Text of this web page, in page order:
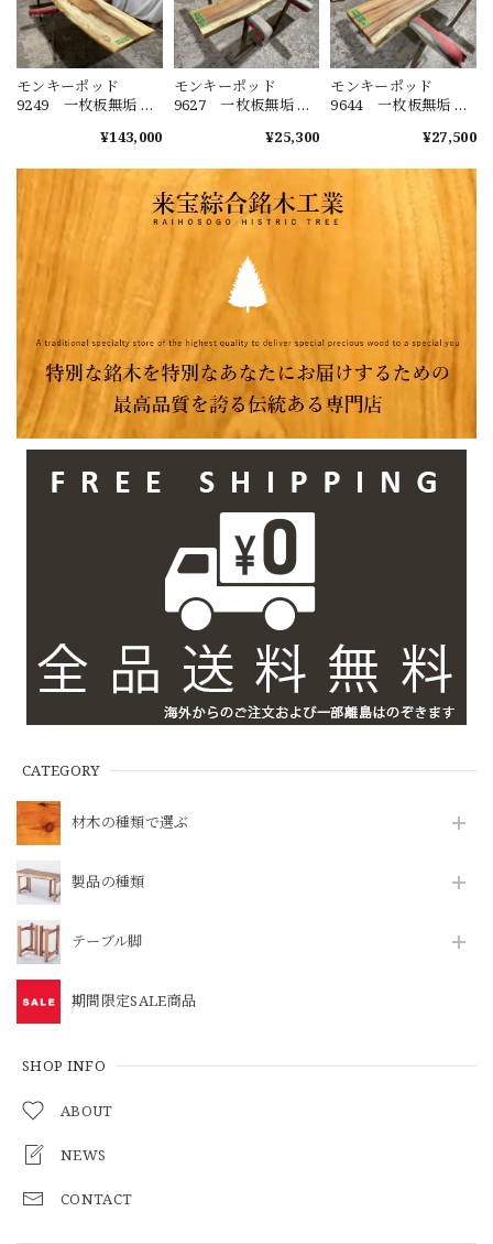
CATEGORY
材木の種類で選ぶ
製品の種類
テーブル脚
期間限定SALE商品
SHOP INFO
ABOUT
NEWS
CONTACT
モンキーポッド
9249 一枚板無垢 乾
ｘ43mm 天板のみ
ーテーブル ダイニ
ングテーブル
¥143,000
モンキーポッド
9627 一枚板無垢 乾
ｘ40mm カウンタ
ル ダイニングテー
ブル
¥25,300
モンキーポッド
9644 一枚板無垢 乾
ｘ50mm カウンタ
ブル
¥27,500